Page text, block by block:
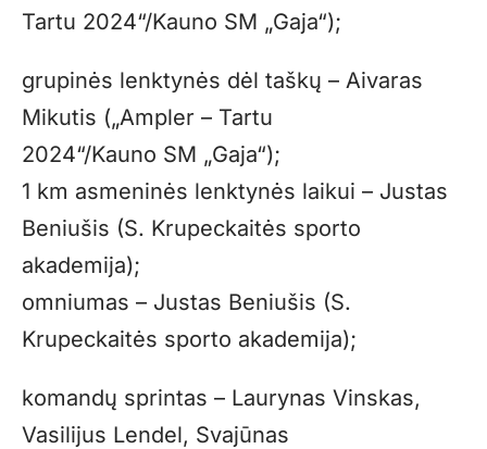
Tartu 2024“/Kauno SM „Gaja“);
grupinės lenktynės dėl taškų – Aivaras
Mikutis („Ampler – Tartu
2024“/Kauno SM „Gaja“);
1 km asmeninės lenktynės laikui – Justas
Beniušis (S. Krupeckaitės sporto
akademija);
omniumas – Justas Beniušis (S.
Krupeckaitės sporto akademija);
komandų sprintas – Laurynas Vinskas,
Vasilijus Lendel, Svajūnas